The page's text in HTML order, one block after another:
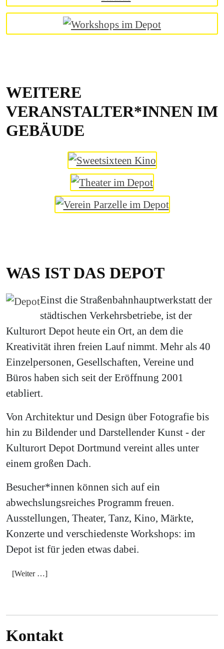
WEITERE
VERANSTALTER*INNEN IM
GEBÄUDE
WAS IST DAS DEPOT
Einst die Straßenbahnhauptwerkstatt der
städtischen Verkehrsbetriebe, ist der
Kulturort Depot heute ein Ort, an dem die
Kreativität ihren freien Lauf nimmt. Mehr als 40
Einzelpersonen, Gesellschaften, Vereine und
Büros haben sich seit der Eröffnung 2001
etabliert.
Von Architektur und Design über Fotografie bis
hin zu Bildender und Darstellender Kunst - der
Kulturort Depot Dortmund vereint alles unter
einem großen Dach.
Besucher*innen können sich auf ein
abwechslungsreiches Programm freuen.
Ausstellungen, Theater, Tanz, Kino, Märkte,
Konzerte und verschiedenste Workshops: im
Depot ist für jeden etwas dabei.
[Weiter …]
Kontakt